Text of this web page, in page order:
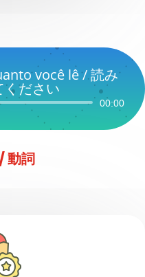
você lê / 読み
ください
00:00
動詞